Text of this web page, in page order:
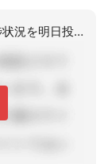
アドバイスありがとうございます。進捗状況を明日投稿しますね。